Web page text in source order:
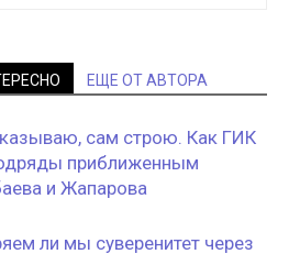
ЕЩЕ ОТ АВТОРА
сам строю. Как ГИК
приближенным
и Жапарова
ли мы суверенитет через